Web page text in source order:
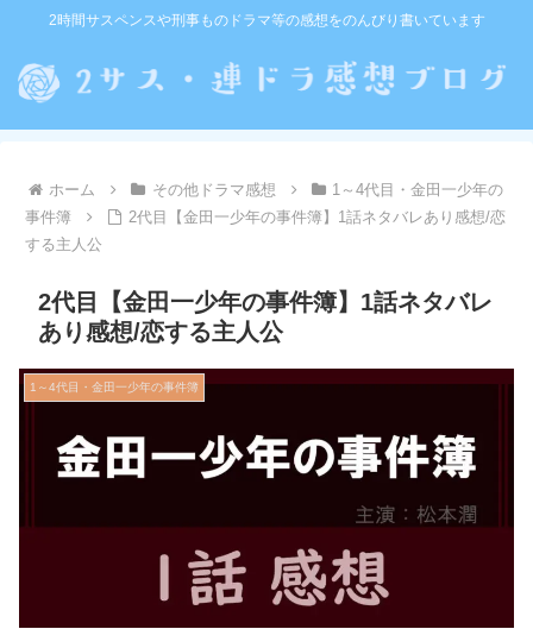
2時間サスペンスや刑事ものドラマ等の感想をのんびり書いています
ホーム その他ドラマ感想
1～4代目・金田一少年の
事件簿
2代目【金田一少年の事件簿】1話ネタバレあり感想/恋
する主人公
2代目【金田一少年の事件簿】1話ネタバレ
あり感想/恋する主人公
1～4代目・金田一少年の事件簿